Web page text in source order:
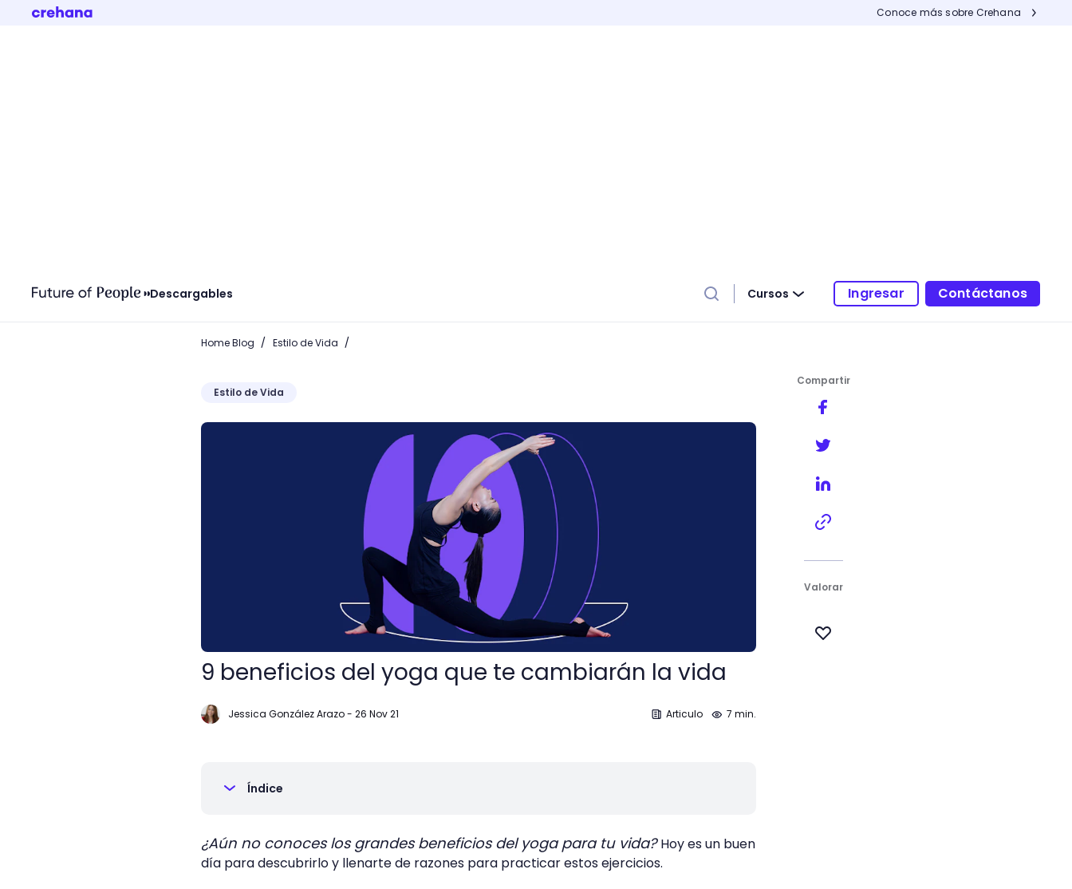
Conoce más sobre Crehana
Descargables Cursos Ingresar Contáctanos
Home Blog / Estilo de Vida /
Estilo de Vida
9 beneficios del yoga que te cambiarán la vida
9 beneficios del yoga que te cambiarán la vida
Jessica González Arazo- 26 Nov 21 Articulo 7 min.
Índice
¿Aún no conoces los grandes beneficios del yoga para tu vida?Hoy es un buen
día para descubrirlo y llenarte de razones para practicar estos ejercicios.
Compartir
Valorar